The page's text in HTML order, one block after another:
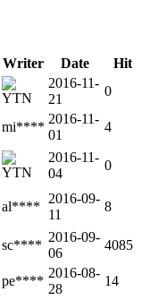
Writer Date
Hit
2016-11-
21
0
mi****
2016-11-
01
4
2016-11-
04
0
al****
2016-09-
11
8
sc****
2016-09-
06
4085
pe****
2016-08-
28
14